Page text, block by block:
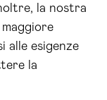
la nostra
alle esigenze
la